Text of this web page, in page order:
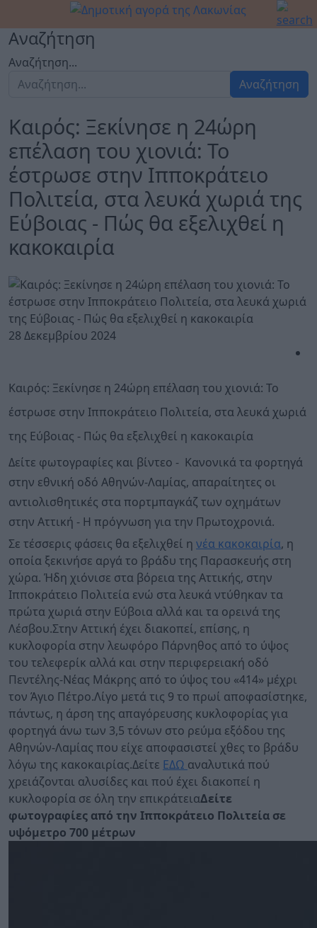
Αναζήτηση
Αναζήτηση...
Αναζήτηση
Καιρός: Ξεκίνησε η 24ώρη
επέλαση του χιονιά: Το
έστρωσε στην Ιπποκράτειο
Πολιτεία, στα λευκά χωριά της
Εύβοιας - Πώς θα εξελιχθεί η
κακοκαιρία
28 Δεκεμβρίου 2024
Καιρός: Ξεκίνησε η 24ώρη επέλαση του χιονιά: Το
έστρωσε στην Ιπποκράτειο Πολιτεία, στα λευκά χωριά
της Εύβοιας - Πώς θα εξελιχθεί η κακοκαιρία
Δείτε φωτογραφίες και βίντεο - Κανονικά τα φορτηγά
στην εθνική οδό Αθηνών-Λαμίας, απαραίτητες οι
αντιολισθητικές στα πορτμπαγκάζ των οχημάτων
στην Αττική - Η πρόγνωση για την Πρωτοχρονιά.
Σε τέσσερις φάσεις θα εξελιχθεί η νέα κακοκαιρία, η
οποία ξεκινήσε αργά το βράδυ της Παρασκευής στη
χώρα. Ήδη χιόνισε στα βόρεια της Αττικής, στην
Ιπποκράτειο Πολιτεία ενώ στα λευκά ντύθηκαν τα
πρώτα χωριά στην Εύβοια αλλά και τα ορεινά της
Λέσβου.Στην Αττική έχει διακοπεί, επίσης, η
κυκλοφορία στην λεωφόρο Πάρνηθος από το ύψος
του τελεφερίκ αλλά και στην περιφερειακή οδό
Πεντέλης-Νέας Μάκρης από το ύψος του «414» μέχρι
τον Άγιο Πέτρο.Λίγο μετά τις 9 το πρωί αποφασίστηκε,
πάντως, η άρση της απαγόρευσης κυκλοφορίας για
φορτηγά άνω των 3,5 τόνων στο ρεύμα εξόδου της
Αθηνών-Λαμίας που είχε αποφασιστεί χθες το βράδυ
λόγω της κακοκαιρίας.Δείτε ΕΔΩ αναλυτικά πού
χρειάζονται αλυσίδες και πού έχει διακοπεί η
κυκλοφορία σε όλη την επικράτειαΔείτε
φωτογραφίες από την Ιπποκράτειο Πολιτεία σε
υψόμετρο 700 μέτρων